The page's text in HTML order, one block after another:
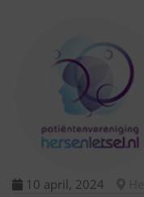
10 april, 2024